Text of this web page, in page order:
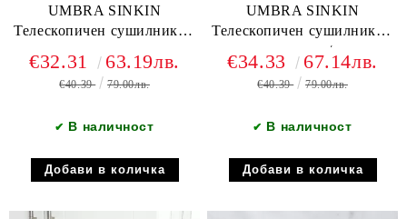
UMBRA SINKIN
Телескопичен сушилник за
€32.31 63.19лв.
€40.39 79.00лв.
✔ В наличност
UMBRA SINKIN
Телескопичен сушилник за
съдове, никел/черен
€34.33 67.14лв.
€40.39 79.00лв.
✔ В наличност